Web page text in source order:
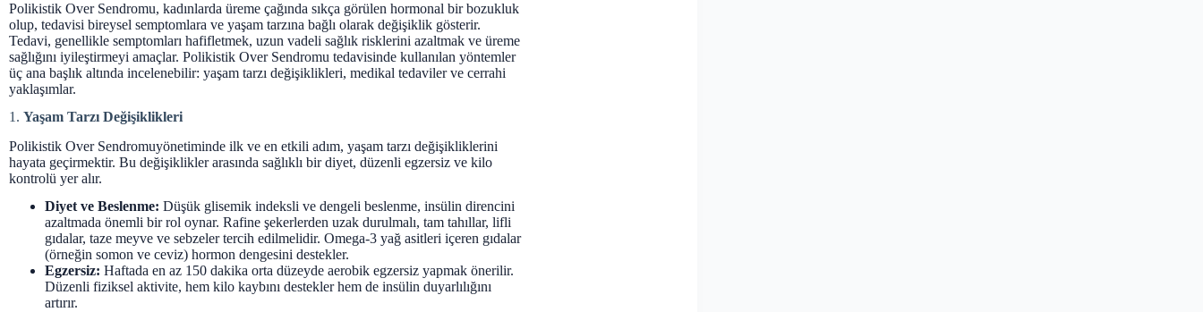
Polikistik Over Sendromu, kadınlarda üreme çağında sıkça görülen hormonal bir bozukluk
olup, tedavisi bireysel semptomlara ve yaşam tarzına bağlı olarak değişiklik gösterir.
Tedavi, genellikle semptomları hafifletmek, uzun vadeli sağlık risklerini azaltmak ve üreme
sağlığını iyileştirmeyi amaçlar. Polikistik Over Sendromu tedavisinde kullanılan yöntemler
üç ana başlık altında incelenebilir: yaşam tarzı değişiklikleri, medikal tedaviler ve cerrahi
yaklaşımlar.
1. Yaşam Tarzı Değişiklikleri
Polikistik Over Sendromuyönetiminde ilk ve en etkili adım, yaşam tarzı değişikliklerini
hayata geçirmektir. Bu değişiklikler arasında sağlıklı bir diyet, düzenli egzersiz ve kilo
kontrolü yer alır.
Diyet ve Beslenme: Düşük glisemik indeksli ve dengeli beslenme, insülin direncini
azaltmada önemli bir rol oynar. Rafine şekerlerden uzak durulmalı, tam tahıllar, lifli
gıdalar, taze meyve ve sebzeler tercih edilmelidir. Omega-3 yağ asitleri içeren gıdalar
(örneğin somon ve ceviz) hormon dengesini destekler.
Egzersiz: Haftada en az 150 dakika orta düzeyde aerobik egzersiz yapmak önerilir.
Düzenli fiziksel aktivite, hem kilo kaybını destekler hem de insülin duyarlılığını
artırır.